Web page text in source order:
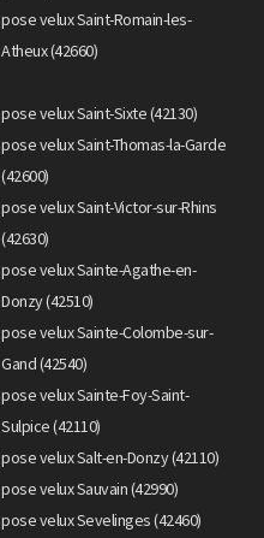
pose velux Saint-Romain-les-
Atheux (42660)
pose velux Saint-Sixte (42130)
pose velux Saint-Thomas-la-Garde
(42600)
pose velux Saint-Victor-sur-Rhins
(42630)
pose velux Sainte-Agathe-en-
Donzy (42510)
pose velux Sainte-Colombe-sur-
Gand (42540)
pose velux Sainte-Foy-Saint-
Sulpice (42110)
pose velux Salt-en-Donzy (42110)
pose velux Sauvain (42990)
pose velux Sevelinges (42460)